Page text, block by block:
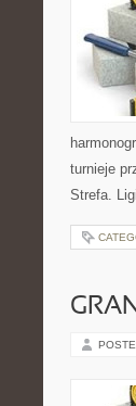
turnieje
Strefa.